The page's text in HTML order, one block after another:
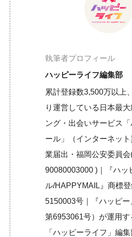
執筆者プロフィール
ハッピーライフ編集部
累計登録数3,500万以上
り運営している日本最
ング・出会いサービス「
ール」（インターネッ
業届出・福岡公安委員
90080003000 )｜『ハッ
ル/HAPPYMAIL』商標
5150003号｜『ハッピ
第6953061号）が運用す
「ハッピーライフ」編